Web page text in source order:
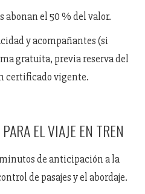
abonan el 50 % del valor.
y acompañantes (si
gratuita, previa reserva del
certificado vigente.
EL VIAJE EN TREN
de anticipación a la
de pasajes y el abordaje.